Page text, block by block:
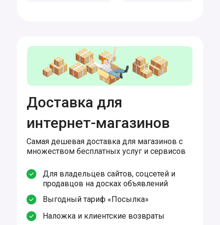
Доставка для
интернет-магазинов
Самая дешевая доставка для магазинов с
множеством бесплатных услуг и сервисов
Выгодный тариф «Посылка»
Наложка и клиентские возвраты
Для владельцев сайтов, соцсетей и
продавцов на досках объявлений